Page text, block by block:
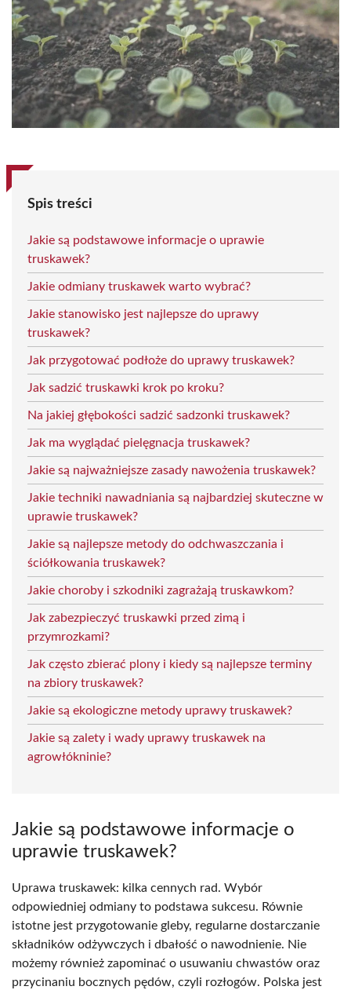
Spis treści
Jakie są podstawowe informacje o uprawie
truskawek?
Jakie odmiany truskawek warto wybrać?
Jakie stanowisko jest najlepsze do uprawy
truskawek?
Jak przygotować podłoże do uprawy truskawek?
Jak sadzić truskawki krok po kroku?
Na jakiej głębokości sadzić sadzonki truskawek?
Jak ma wyglądać pielęgnacja truskawek?
Jakie są najważniejsze zasady nawożenia truskawek?
Jakie techniki nawadniania są najbardziej skuteczne w
uprawie truskawek?
Jakie są najlepsze metody do odchwaszczania i
ściółkowania truskawek?
Jakie choroby i szkodniki zagrażają truskawkom?
Jak zabezpieczyć truskawki przed zimą i
przymrozkami?
Jak często zbierać plony i kiedy są najlepsze terminy
na zbiory truskawek?
Jakie są ekologiczne metody uprawy truskawek?
Jakie są zalety i wady uprawy truskawek na
agrowłókninie?
Jakie są podstawowe informacje o
uprawie truskawek?
Uprawa truskawek: kilka cennych rad. Wybór
odpowiedniej odmiany to podstawa sukcesu. Równie
istotne jest przygotowanie gleby, regularne dostarczanie
składników odżywczych i dbałość o nawodnienie. Nie
możemy również zapominać o usuwaniu chwastów oraz
przycinaniu bocznych pędów, czyli rozłogów. Polska jest